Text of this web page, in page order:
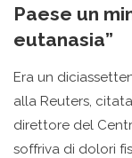
Paese un
eutanasia”
Era un
alla Reuters,
direttore del
soffriva di dolori